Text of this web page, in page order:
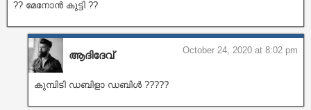
?? മേനോൻ കുട്ടി ??
ആദിദേവ് October 24, 2020 at 8:02 pm
കുമ്പിടി ഡബിളാ ഡബിൾ ?????